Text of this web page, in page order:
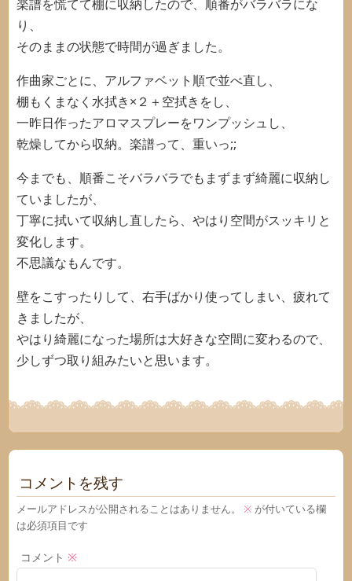
楽譜を慌てて棚に収納したので、順番がバラバラにな
り、
そのままの状態で時間が過ぎました。
作曲家ごとに、アルファベット順で並べ直し、
棚もくまなく水拭き×２＋空拭きをし、
一昨日作ったアロマスプレーをワンプッシュし、
乾燥してから収納。楽譜って、重いっ;;
今までも、順番こそバラバラでもまずまず綺麗に収納し
ていましたが、
丁寧に拭いて収納し直したら、やはり空間がスッキリと
変化します。
不思議なもんです。
壁をこすったりして、右手ばかり使ってしまい、疲れて
きましたが、
やはり綺麗になった場所は大好きな空間に変わるので、
少しずつ取り組みたいと思います。
コメントを残す
メールアドレスが公開されることはありません。 ※ が付いている欄
は必須項目です
コメント ※